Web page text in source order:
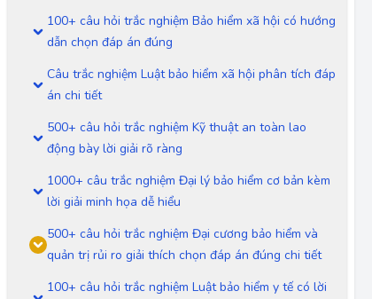
100+ câu hỏi trắc nghiệm Bảo hiểm xã hội có hướng
dẫn chọn đáp án đúng
Câu trắc nghiệm Luật bảo hiểm xã hội phân tích đáp
án chi tiết
500+ câu hỏi trắc nghiệm Kỹ thuật an toàn lao
động bày lời giải rõ ràng
1000+ câu trắc nghiệm Đại lý bảo hiểm cơ bản kèm
lời giải minh họa dễ hiểu
500+ câu hỏi trắc nghiệm Đại cương bảo hiểm và
quản trị rủi ro giải thích chọn đáp án đúng chi tiết
100+ câu hỏi trắc nghiệm Luật bảo hiểm y tế có lời